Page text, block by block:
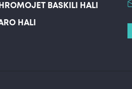
BASKILI HALI
HALI